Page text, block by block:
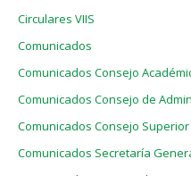
Circulares VIIS
Comunicados
Comunicados Consejo
Comunicados Consejo de
Comunicados Consejo Superior
Comunicados Secretaría